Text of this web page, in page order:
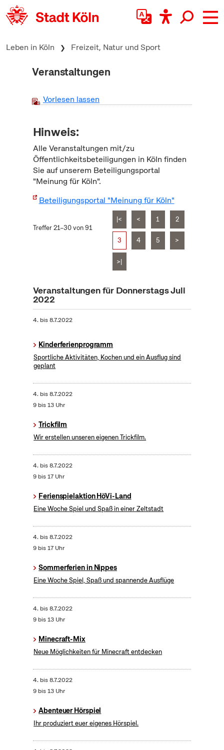
zum Inhalt springen
Leben in Köln Freizeit, Natur und Sport
Veranstaltungen
Vorlesen lassen
Hinweis:
Alle Veranstaltungen mit/zu
Öffentlichkeitsbeteiligungen in Köln finden
Sie auf unserem Beteiligungsportal
"Meinung für Köln".
Beteiligungsportal "Meinung für Köln"
Treffer 21–30 von 91
|< < 1 2
3 4 5 >
>|
Veranstaltungen für Donnerstags Juli
2022
4. bis8.7.2022
Kinderferienprogramm
Sportliche Aktivitäten, Kochen und ein Ausflug sind
geplant
4. bis8.7.2022
9 bis 13 Uhr
Trickfilm
Wir erstellen unseren eigenen Trickfilm.
4. bis8.7.2022
9 bis 17 Uhr
Ferienspielaktion HöVi-Land
Eine Woche Spiel und Spaß in einer Zeltstadt
4. bis8.7.2022
9 bis 17 Uhr
Sommerferien in Nippes
Eine Woche Spiel, Spaß und spannende Ausflüge
4. bis8.7.2022
9 bis 13 Uhr
Minecraft-Mix
Neue Möglichkeiten für Minecraft entdecken
4. bis8.7.2022
9 bis 13 Uhr
Abenteuer Hörspiel
Ihr produziert euer eigenes Hörspiel.